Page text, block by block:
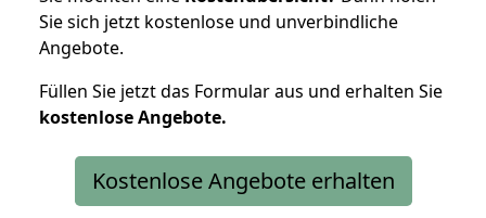
Sie sich jetzt kostenlose und unverbindliche
Angebote.
Füllen Sie jetzt das Formular aus und erhalten Sie
kostenloseAngebote.
Kostenlose Angebote erhalten